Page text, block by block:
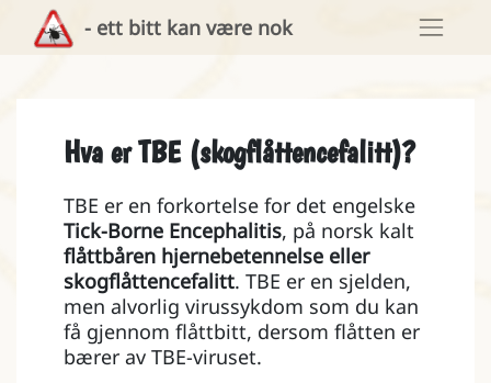
- ett bitt kan være nok
Hva er TBE (skogflåttencefalitt)?
TBE er en forkortelse for det engelske
Tick‑Borne Encephalitis, på norsk kalt
flåttbåren hjernebetennelse eller
skogflåttencefalitt. TBE er en sjelden,
men alvorlig virussykdom som du kan
få gjennom flåttbitt, dersom flåtten er
bærer av TBE-viruset.